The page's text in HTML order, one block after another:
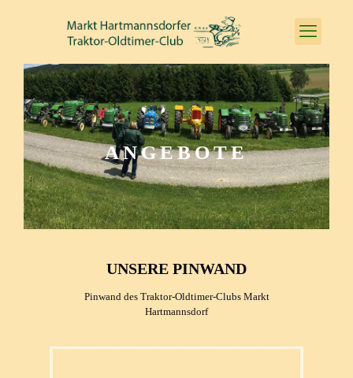
ANGEBOTE
UNSERE PINWAND
Pinwand des Traktor-Oldtimer-Clubs Markt
Hartmannsdorf